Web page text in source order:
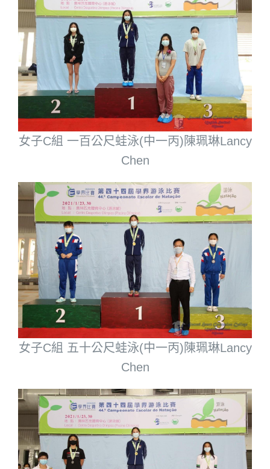
女子C組 一百公尺蛙泳(中一丙)陳珮琳Lancy
Chen
女子C組 五十公尺蛙泳(中一丙)陳珮琳Lancy
Chen